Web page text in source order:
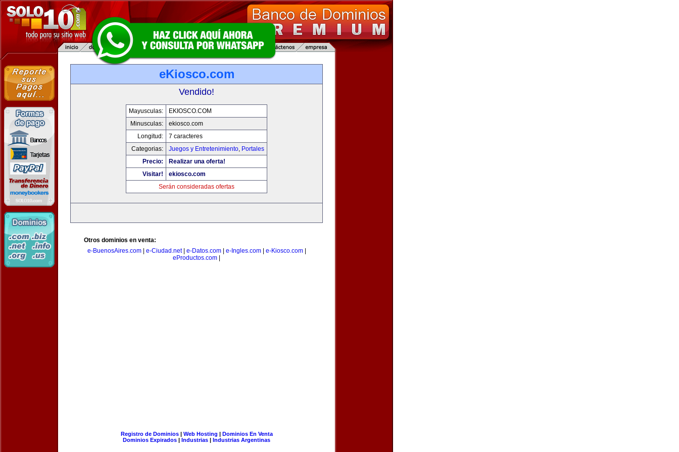
eKiosco.com
Vendido!
Mayusculas:
EKIOSCO.COM
Minusculas:
ekiosco.com
Longitud:
7 caracteres
Categorias:
Juegos y Entretenimiento, Portales
Precio:
Realizar una oferta!
Visitar!
ekiosco.com
Serán consideradas ofertas
Otros dominios en venta:
e-BuenosAires.com| e-Ciudad.net| e-Datos.com| e-Ingles.com| e-Kiosco.com|
eProductos.com
Registro de Dominios| Web Hosting | Dominios En Venta
Dominios Expirados | Industrias | Industrias Argentinas